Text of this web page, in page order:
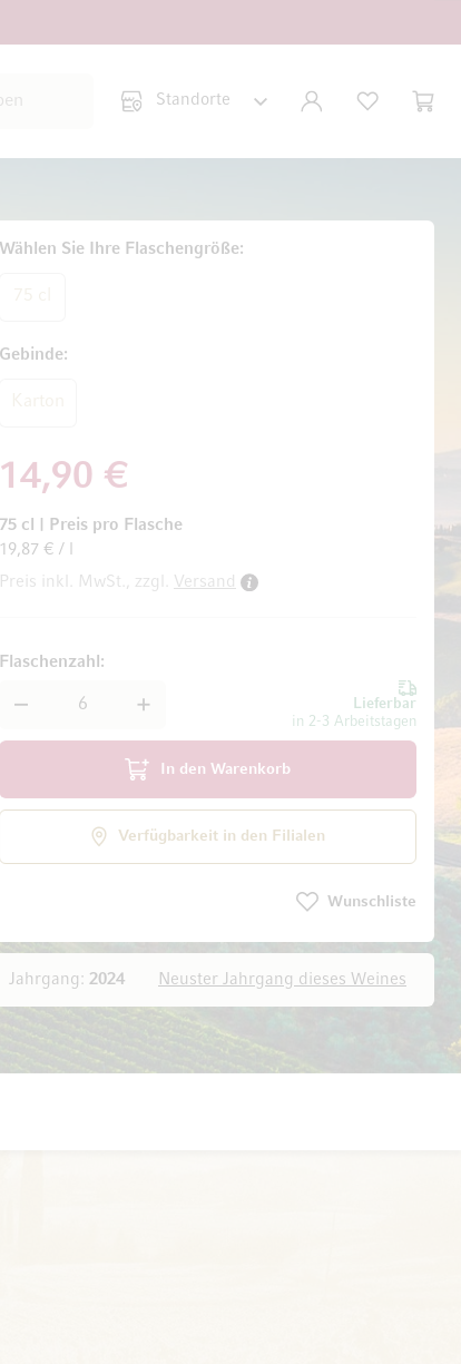
KONTO WUNSCHLISTE
Jahrgang: 2024 Neuster Jahrgang dieses Weines
Wählen Sie Ihre Flaschengröße
Gebinde
14,90 €
75 cl
Preis pro Flasche
19,87 € / l
Preis inkl. MwSt., zzgl. Versand
Lieferbar
in 2-3 Arbeitstagen
Flaschenzahl
In den Warenkorb
Verfügbarkeit in den Filialen
Wunschliste
springen